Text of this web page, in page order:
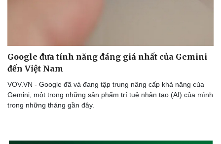
Google đưa tính năng đáng giá nhất của Gemini
đến Việt Nam
VOV.VN - Google đã và đang tập trung nâng cấp khả năng của
Gemini, một trong những sản phẩm trí tuệ nhân tạo (AI) của mình
trong những tháng gần đây.